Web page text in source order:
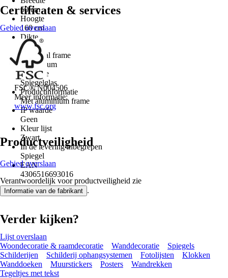
50 cm
Hoogte
160 cm
Dikte
28 mm
Materiaal frame
Aluminium
Glastype
Spiegelglas
Productinformatie
Met aluminium frame
IP waarde
Geen
Kleur lijst
Zwart
In de levering inbegrepen
Spiegel
EAN
4306516693016
Certificaten & services
Gebied overslaan
FSC® N004506
Meer informatie:
www.fsc.org
Productveiligheid
Gebied overslaan
Verantwoordelijk voor productveiligheid zie
Informatie van de fabrikant .
Verder kijken?
Lijst overslaan
Woondecoratie & raamdecoratie
Wanddecoratie
Spiegels
Schilderijen
Schilderij ophangsystemen Fotolijsten
Klokken
Wanddoeken
Muurstickers Posters
Wandrekken
Tegeltjes met tekst